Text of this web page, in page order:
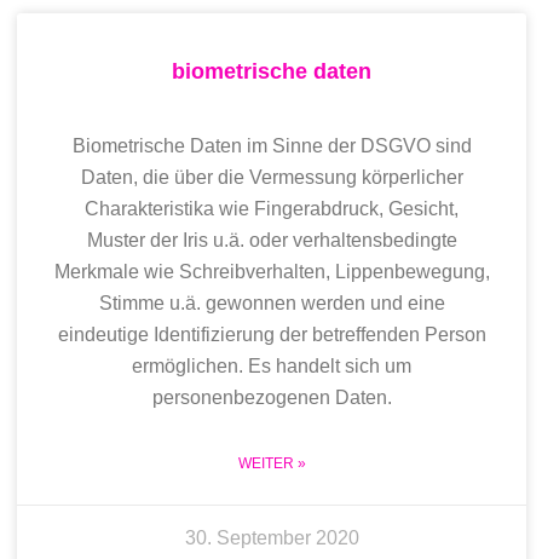
biometrische daten
Biometrische Daten im Sinne der DSGVO sind
Daten, die über die Vermessung körperlicher
Charakteristika wie Fingerabdruck, Gesicht,
Muster der Iris u.ä. oder verhaltensbedingte
Merkmale wie Schreibverhalten, Lippenbewegung,
Stimme u.ä. gewonnen werden und eine
eindeutige Identifizierung der betreffenden Person
ermöglichen. Es handelt sich um
personenbezogenen Daten.
WEITER »
30. September 2020